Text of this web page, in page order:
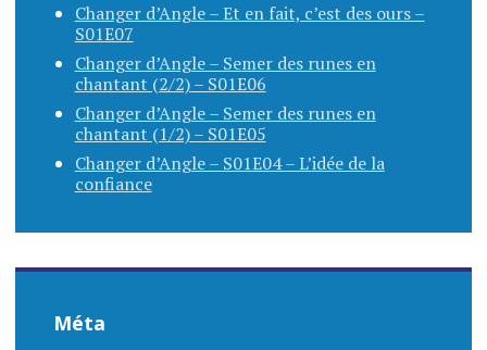
Changer d’Angle – Et en fait, c’est des ours –
S01E07
Changer d’Angle – Semer des runes en
chantant (2/2) – S01E06
Changer d’Angle – Semer des runes en
chantant (1/2) – S01E05
Changer d’Angle – S01E04 – L’idée de la
confiance
Méta